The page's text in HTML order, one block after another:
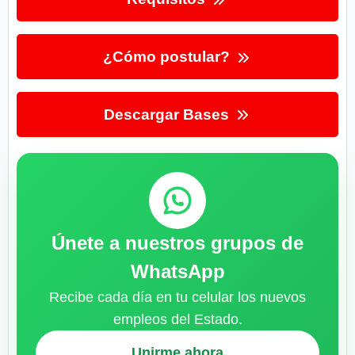
¿Cómo postular?
Descargar Bases
Únete a nuestros grupos de
WhatsApp
Recibe cada día en tu celular los nuevos
empleos del Estado.